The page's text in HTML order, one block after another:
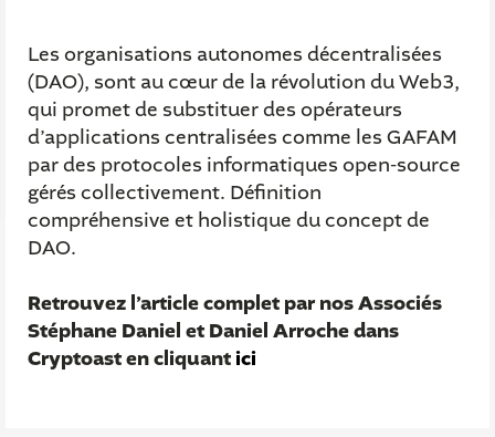
Les organisations autonomes décentralisées
(DAO), sont au cœur de la révolution du Web3,
qui promet de substituer des opérateurs
d’applications centralisées comme les GAFAM
par des protocoles informatiques open-source
gérés collectivement. Définition
compréhensive et holistique du concept de
DAO.
Retrouvez l’article complet par nos Associés
Stéphane Daniel et Daniel Arroche dans
Cryptoast en cliquantici